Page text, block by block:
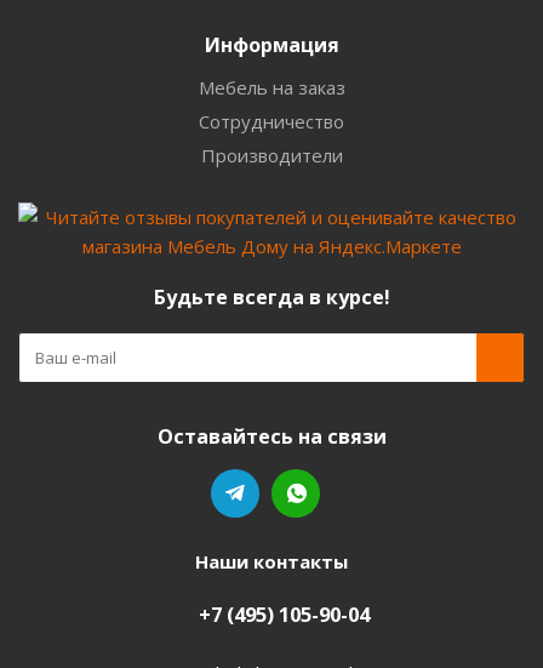
Информация
Мебель на заказ
Сотрудничество
Производители
Будьте всегда в курсе!
Оставайтесь на связи
Наши контакты
+7 (495) 105-90-04